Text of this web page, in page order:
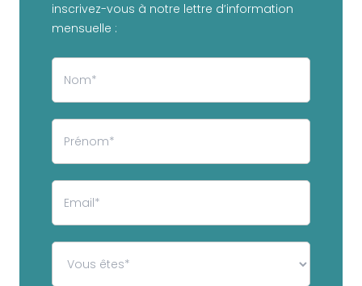
inscrivez-vous à notre lettre d’information
mensuelle :